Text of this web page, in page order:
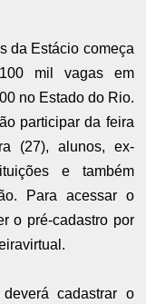
da Estácio começa
mil vagas em
no Estado do Rio.
participar da feira
(27), alunos, ex-
e também
Para acessar o
o pré-cadastro por
cadastrar o